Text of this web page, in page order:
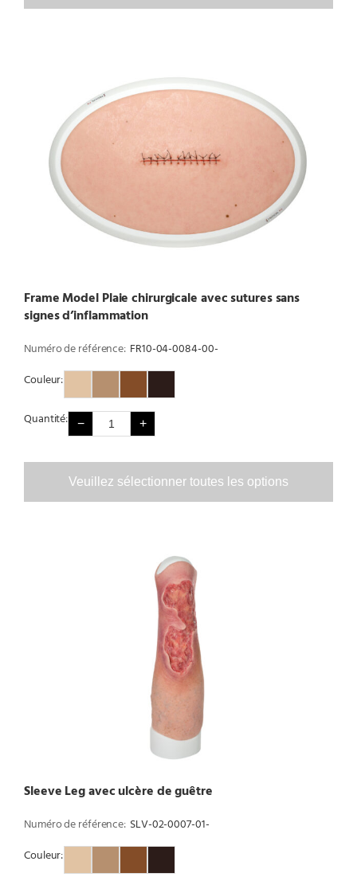
Frame Model Plaie chirurgicale avec sutures sans
signes d’inflammation
Numéro de référence: FR10-04-0084-00-
Couleur:
Quantité: − +
Veuillez sélectionner toutes les options
Sleeve Leg avec ulcère de guêtre
Numéro de référence: SLV-02-0007-01-
Couleur: